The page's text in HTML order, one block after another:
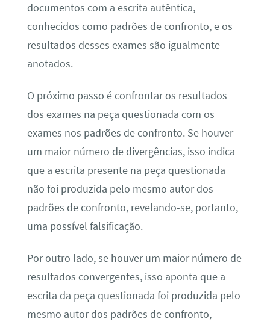
documentos com a escrita autêntica,
conhecidos como padrões de confronto, e os
resultados desses exames são igualmente
anotados.
O próximo passo é confrontar os resultados
dos exames na peça questionada com os
exames nos padrões de confronto. Se houver
um maior número de divergências, isso indica
que a escrita presente na peça questionada
não foi produzida pelo mesmo autor dos
padrões de confronto, revelando-se, portanto,
uma possível falsificação.
Por outro lado, se houver um maior número de
resultados convergentes, isso aponta que a
escrita da peça questionada foi produzida pelo
mesmo autor dos padrões de confronto,